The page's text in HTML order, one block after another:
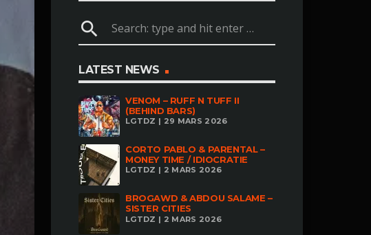
search
LATEST NEWS
VENOM – RUFF N TUFF II
(BEHIND BARS)
LGTDZ | 29 MARS 2026
CORTO PABLO & PARENTAL –
MONEY TIME / IDIOCRATIE
LGTDZ | 2 MARS 2026
BROGAWD & ABDOU SALAME –
SISTER CITIES
LGTDZ | 2 MARS 2026